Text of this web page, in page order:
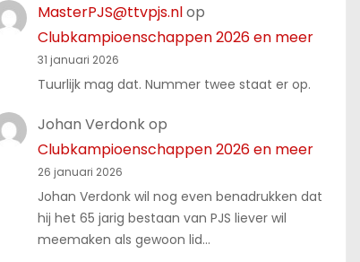
MasterPJS@ttvpjs.nlop
Clubkampioenschappen 2026 en meer
31 januari 2026
Tuurlijk mag dat. Nummer twee staat er op.
Johan Verdonkop
Clubkampioenschappen 2026 en meer
26 januari 2026
Johan Verdonk wil nog even benadrukken dat
hij het 65 jarig bestaan van PJS liever wil
meemaken als gewoon lid…